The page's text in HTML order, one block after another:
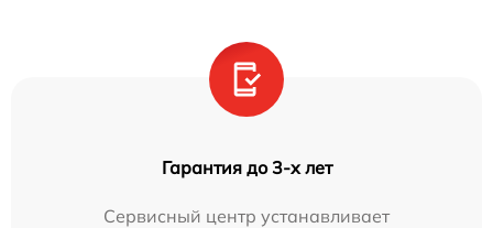
Гарантия до 3-х лет
Сервисный центр устанавливает